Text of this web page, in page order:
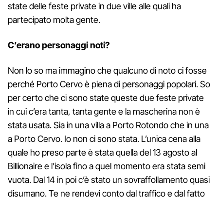
state delle feste private in due ville alle quali ha
partecipato molta gente.
C’erano personaggi noti?
Non lo so ma immagino che qualcuno di noto ci fosse
perché Porto Cervo è piena di personaggi popolari. So
per certo che ci sono state queste due feste private
in cui c’era tanta, tanta gente e la mascherina non è
stata usata. Sia in una villa a Porto Rotondo che in una
a Porto Cervo. Io non ci sono stata. L’unica cena alla
quale ho preso parte è stata quella del 13 agosto al
Billionaire e l’isola fino a quel momento era stata semi
vuota. Dal 14 in poi c’è stato un sovraffollamento quasi
disumano. Te ne rendevi conto dal traffico e dal fatto